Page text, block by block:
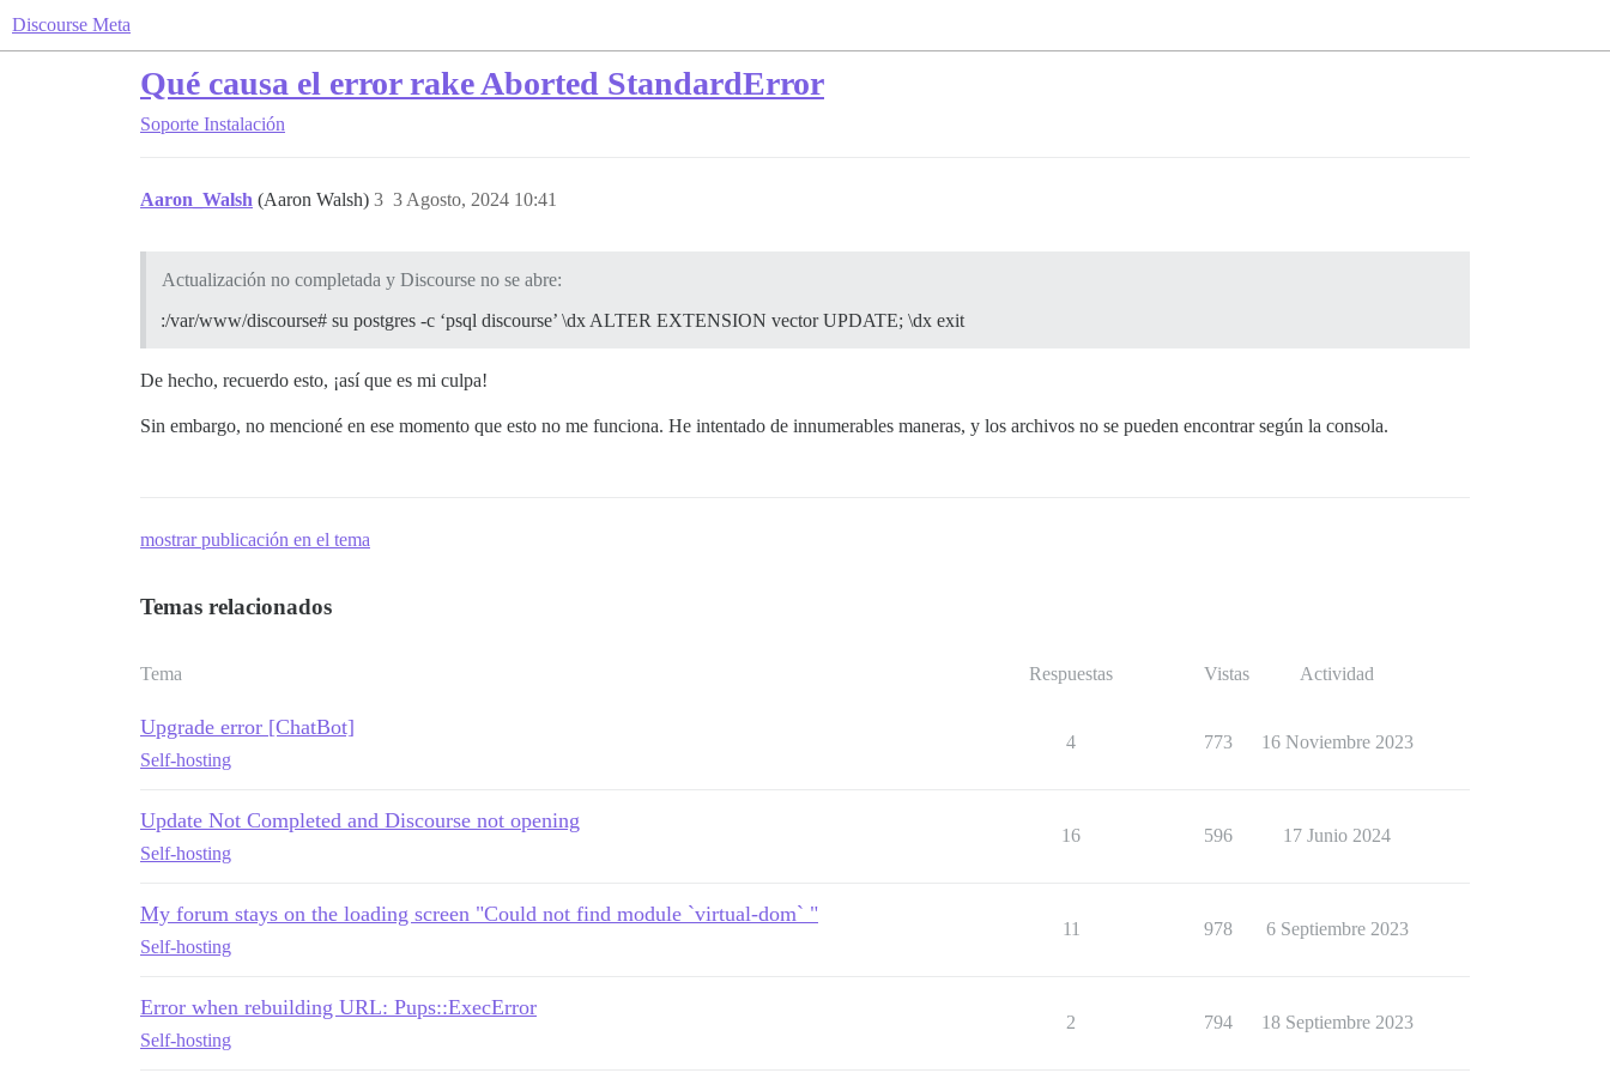
Discourse Meta
Qué causa el error rake Aborted StandardError
Soporte Instalación
Aaron_Walsh (Aaron Walsh) 3 Agosto, 2024 10:41
3
Actualización no completada y Discourse no se abre:
:/var/www/discourse# su postgres -c ‘psql discourse’ \dx ALTER EXTENSION vector UPDATE; \dx exit
De hecho, recuerdo esto, ¡así que es mi culpa!
Sin embargo, no mencioné en ese momento que esto no me funciona. He intentado de innumerables maneras, y los archivos no se pueden encontrar según la consola.
mostrar publicación en el tema
Temas relacionados
Tema Respuestas Vistas Actividad
Upgrade error [ChatBot]
Self-hosting
4 773 16 Noviembre 2023
Update Not Completed and Discourse not opening
Self-hosting
16 596 17 Junio 2024
My forum stays on the loading screen "Could not find module `virtual-dom` "
Self-hosting
11 978 6 Septiembre 2023
Error when rebuilding URL: Pups::ExecError
Self-hosting
2 794 18 Septiembre 2023